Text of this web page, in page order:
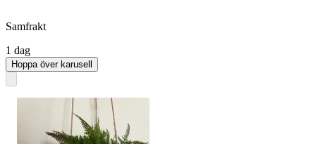
Samfrakt
1 dag
Hoppa över karusell